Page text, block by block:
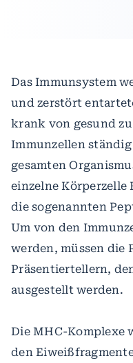
Das Immunsystem
und zerstört
krank von gesund
Immunzellen
gesamten
einzelne Körperzelle
die sogenannten
Um von den
werden, müssen die
Präsentiertellern,
ausgestellt werden.
Die MHC-Komplexe
den